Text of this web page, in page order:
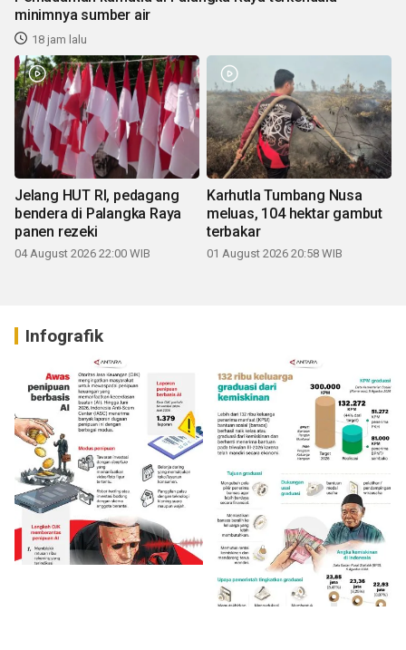
minimnya sumber air
18 jam lalu
Jelang HUT RI, pedagang
bendera di Palangka Raya
panen rezeki
04 August 2026 22:00 WIB
Karhutla Tumbang Nusa
meluas, 104 hektar gambut
terbakar
01 August 2026 20:58 WIB
Infografik